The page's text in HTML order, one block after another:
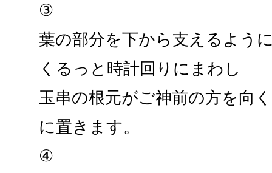
③
葉の部分を下から支えるよう
くるっと時計回りにまわし
玉串の根元がご神前の方を向
に置きます。
④